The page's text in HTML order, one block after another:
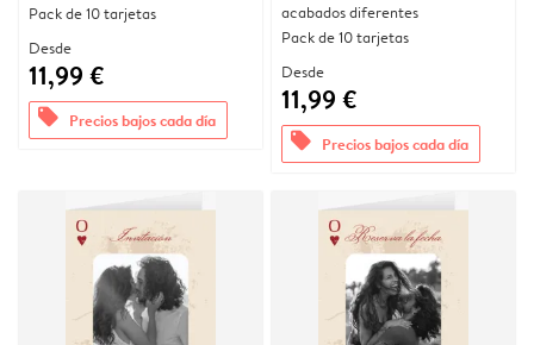
Pack de 10 tarjetas
Desde
11,99 €
offers Precios bajos cada día
acabados diferentes
Pack de 10 tarjetas
Desde
11,99 €
offers Precios bajos cada día